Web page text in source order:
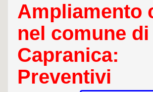
Ampliamento
nel comune di
Capranica:
Preventivi